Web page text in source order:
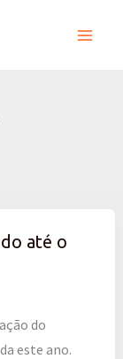
até o
do
este ano.